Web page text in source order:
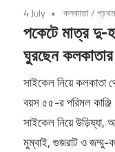
4 July কলকাতা/
পকেটে মাত্র দু-
ঘুরছেন
সাইকেল নিয়ে কলকাতা
বয়স ৫৫-র পরিমল
সাইকেল নিয়ে উড়িষ্যা,
মুম্বাই, গুজরাট ও জম্মু-